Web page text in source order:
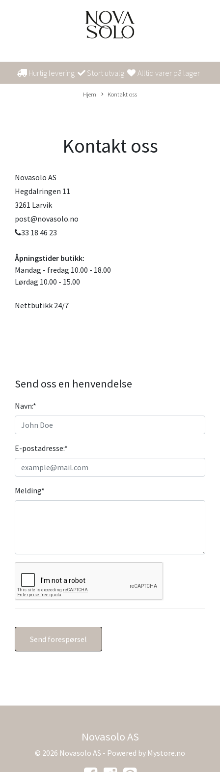
Hurtig levering Stort utvalg Alltid varer på lager
Hjem Kontakt oss
Kontakt oss
Novasolo AS
Hegdalringen 11
3261 Larvik
post@novasolo.no
33 18 46 23
Åpningstider butikk:
Mandag - fredag 10.00 - 18.00
Lørdag 10.00 - 15.00
Nettbutikk 24/7
Send oss en henvendelse
Navn:*
E-postadresse:*
Melding*
Novasolo AS
© 2026 Novasolo AS - Powered by Mystore.no